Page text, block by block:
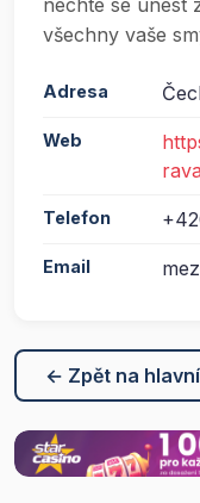
všechny vaše
Adresa
Web
Telefon
Email
← Zpět na